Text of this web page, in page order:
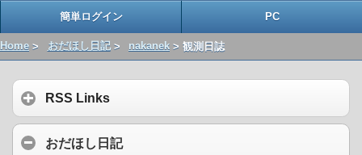
簡単ログイン PC
Home > おだほし日記> nakanek > 観測日誌
RSS Links
おだほし日記